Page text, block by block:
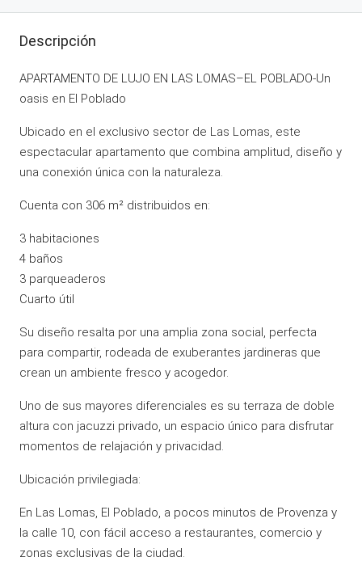
Descripción
APARTAMENTO DE LUJO EN LAS LOMAS–EL POBLADO-Un
oasis en El Poblado
Ubicado en el exclusivo sector de Las Lomas, este
espectacular apartamento que combina amplitud, diseño y
una conexión única con la naturaleza.
Cuenta con 306 m² distribuidos en:
3 habitaciones
4 baños
3 parqueaderos
Cuarto útil
Su diseño resalta por una amplia zona social, perfecta
para compartir, rodeada de exuberantes jardineras que
crean un ambiente fresco y acogedor.
Uno de sus mayores diferenciales es su terraza de doble
altura con jacuzzi privado, un espacio único para disfrutar
momentos de relajación y privacidad.
Ubicación privilegiada:
En Las Lomas, El Poblado, a pocos minutos de Provenza y
la calle 10, con fácil acceso a restaurantes, comercio y
zonas exclusivas de la ciudad.